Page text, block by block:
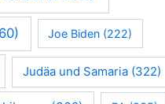
Joe Biden (222)
Judäa und Samaria (322)